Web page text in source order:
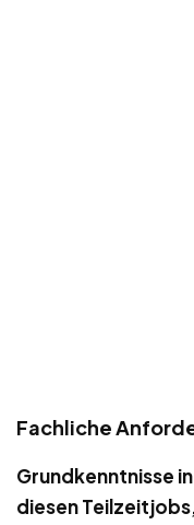
Fachliche
Grundkenntnisse
diesen